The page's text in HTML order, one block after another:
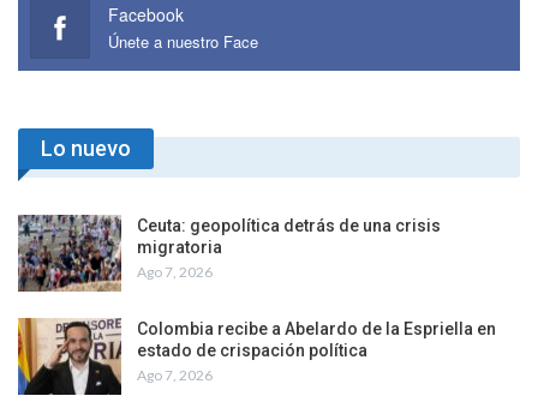
Facebook
Únete a nuestro Face
Lo nuevo
Ceuta: geopolítica detrás de una crisis
migratoria
Ago 7, 2026
Colombia recibe a Abelardo de la Espriella en
estado de crispación política
Ago 7, 2026